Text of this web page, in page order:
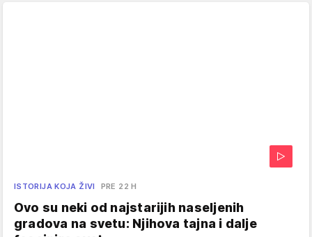
ISTORIJA KOJA ŽIVI PRE 22 H
Ovo su neki od najstarijih naseljenih
gradova na svetu: Njihova tajna i dalje